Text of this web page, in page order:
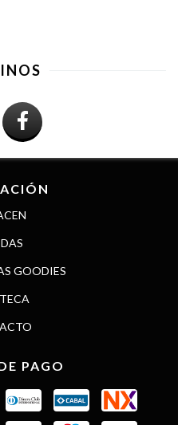
GOODIES
PAGO